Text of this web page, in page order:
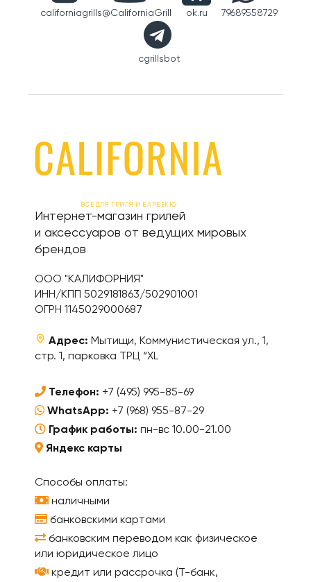
californiagrills@CaliforniaGrill ok.ru 79689558729
cgrillsbot
ВСЕ ДЛЯ ГРИЛЯ И БАРБЕКЮ
Интернет-магазин грилей
и аксессуаров от ведущих мировых
брендов
ООО "КАЛИФОРНИЯ"
ИНН/КПП 5029181863/502901001
ОГРН 1145029000687
Адрес: Мытищи, Коммунистическая ул., 1,
стр. 1, парковка ТРЦ “XL
Телефон: +7 (495) 995-85-69
WhatsApp: +7 (968) 955-87-29
График работы: пн-вс 10.00-21.00
Яндекс карты
Способы оплаты:
наличными
банковскими картами
банковским переводом как физическое
или юридическое лицо
кредит или рассрочка (Т-банк,